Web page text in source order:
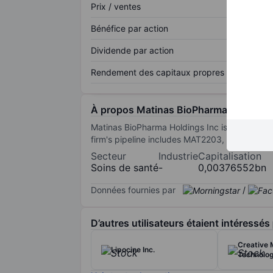
Prix / ventes
Bénéfice par action
Dividende par action
Rendement des capitaux propres
À propos Matinas BioPharma Holdings
Matinas BioPharma Holdings Inc is a
firm's pipeline includes MAT2203,
Secteur
Soins de santé
Industrie
-
Capitalisation
0,00376552bn
Données fournies par /
D’autres utilisateurs étaient intéressés
Lipocine Inc.
Creative